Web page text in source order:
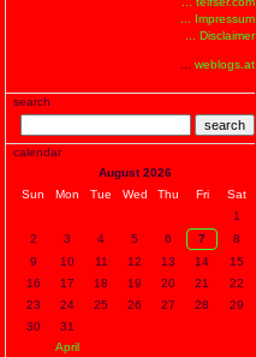
... Impressum
... Disclaimer
weblogs.at
search
search
calendar
August 2026
Sun
Mon Tue Wed Thu Fri
Sat
1
2
3 4 5 6 7
8
9
10 11 12 13 14
15
16
17 18 19 20 21
22
23
24 25 26 27 28
29
30
31
April